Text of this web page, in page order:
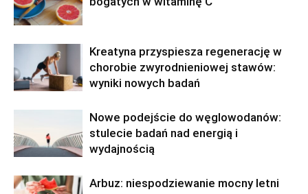
Kreatyna przyspiesza regenerację w
chorobie zwyrodnieniowej stawów:
wyniki nowych badań
Nowe podejście do węglowodanów:
stulecie badań nad energią i
wydajnością
Arbuz: niespodziewanie mocny letni